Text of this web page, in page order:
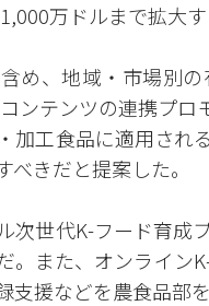
万ドルまで拡大す
め、地域・市場別
ンテンツの連携プ
加工食品に適用され
きだと提案した。
次世代K-フード育成
。また、オンライン
支援などを農食品部